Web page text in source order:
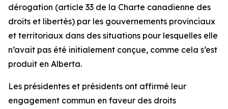
dérogation (article 33 de la Charte canadienne des
droits et libertés) par les gouvernements provinciaux
et territoriaux dans des situations pour lesquelles elle
n’avait pas été initialement conçue, comme cela s’est
produit en Alberta.
Les présidentes et présidents ont affirmé leur
engagement commun en faveur des droits